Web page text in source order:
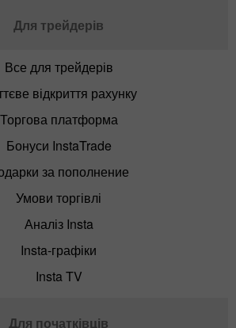
Для трейдерів
Все для трейдерів
відкриття рахунку
Торгова платформа
Бонуси InstaTrade
за пополнение
Умови торгівлі
Аналіз Insta
Insta-графіки
Insta TV
Для початківців